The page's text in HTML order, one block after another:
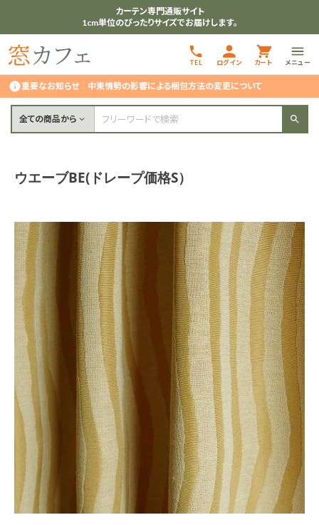
カーテン専門通販サイト
1cm単位のぴったりサイズでお届けします。
TEL ログイン カート メニュー
重要なお知らせ｜ 中東情勢の影響による梱包方法の変更について
全ての商品から
ウエーブBE(ドレープ価格S）